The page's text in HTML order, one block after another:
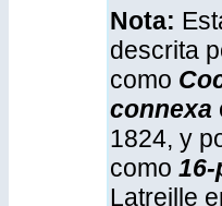
Nota:
descrita
como
connexa
1824, y
como
Latreille